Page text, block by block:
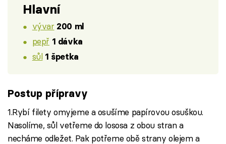
Hlavní
vývar 200 ml
pepř 1 dávka
sůl 1 špetka
Postup přípravy
1.Rybí filety omyjeme a osušíme papírovou osuškou.
Nasolíme, sůl vetřeme do lososa z obou stran a
necháme odležet. Pak potřeme obě strany olejem a